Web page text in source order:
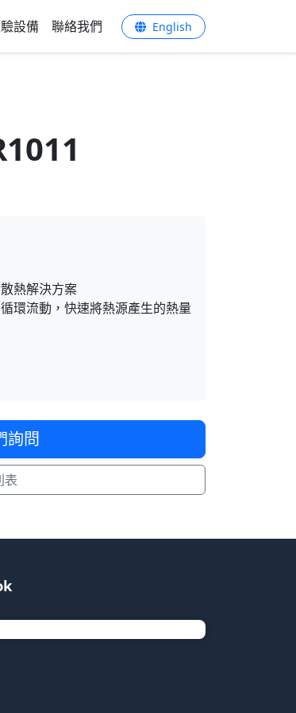
設備 聯絡我們 English
熱解決方案
環流動，快速將熱源產生的熱量
詢問
表